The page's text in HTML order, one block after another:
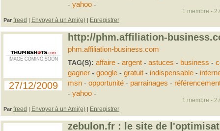
- yahoo-
Par freed | Envoyer à un Ami(e) | Enregistrer
1 membre -
27/12/2009
http://phm.affiliation-
phm.affiliation-business.com
TAG(S): affaire- argent- astuces - business -
gagner- google- gratuit- indispensable-
msn - opportunité- parrainages -
- yahoo-
Par freed | Envoyer à un Ami(e) | Enregistrer
1 membre -
zebulon.fr : le site de